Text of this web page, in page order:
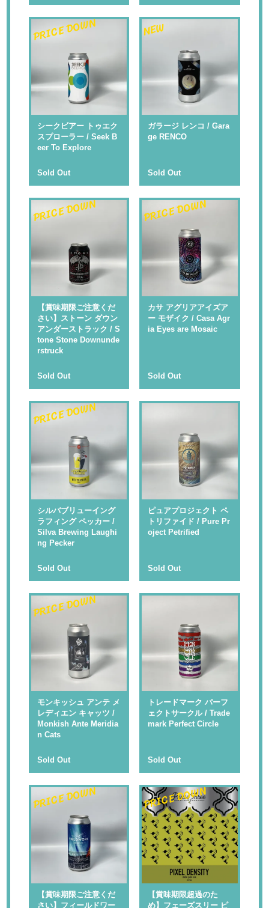
PRICE DOWN
シークビアー トゥエク
スプローラー / Seek B
eer To Explore
Sold Out
NEW
ガラージ レンコ / Gara
ge RENCO
Sold Out
PRICE DOWN
【賞味期限ご注意くだ
さい】ストーン ダウン
アンダーストラック / S
tone Stone Downunde
rstruck
Sold Out
PRICE DOWN
カサ アグリアアイズア
ー モザイク / Casa Agr
ia Eyes are Mosaic
Sold Out
PRICE DOWN
シルバブリューイング
ラフィング ペッカー /
Silva Brewing Laughi
ng Pecker
Sold Out
ピュアプロジェクト ペ
トリファイド / Pure Pr
oject Petrified
Sold Out
PRICE DOWN
モンキッシュ アンテ メ
レディエン キャッツ /
Monkish Ante Meridia
n Cats
Sold Out
トレードマーク パーフ
ェクトサークル / Trade
mark Perfect Circle
Sold Out
PRICE DOWN
【賞味期限ご注意くだ
さい】フィールドワー
PRICE DOWN
【賞味期限超過のた
め】フェーズスリー ピ